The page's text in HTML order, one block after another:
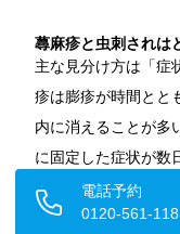
蕁麻疹と虫刺されは
主な見分け方は「症
疹は膨疹が時間とと
内に消えることが多
に固定した症状が数
状が出ている場合は
電話予約
0120-561-118